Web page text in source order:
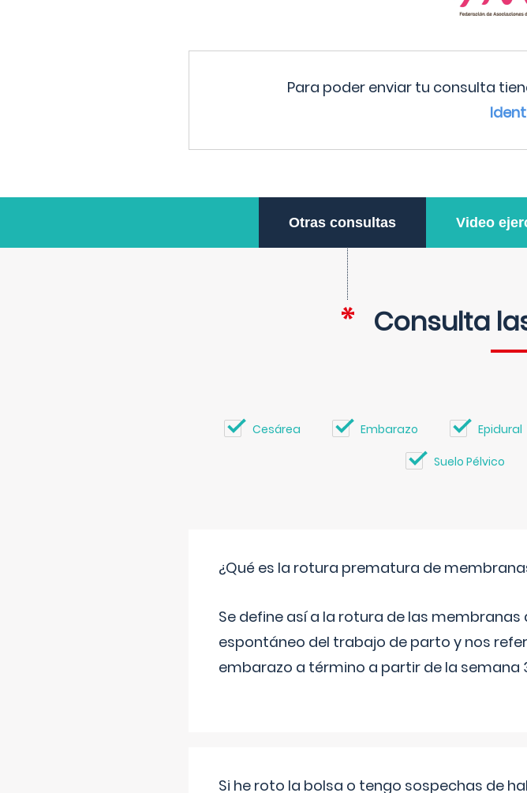
Para poder enviar tu consulta
Otras consultas Video
Consulta
Cesárea Embarazo Epidural
Suelo Pélvico
¿Qué es la rotura prematura de
Se define así a la rotura de las
espontáneo del trabajo de parto y nos
embarazo a término a partir de la semana
Si he roto la bolsa o tengo sospechas de